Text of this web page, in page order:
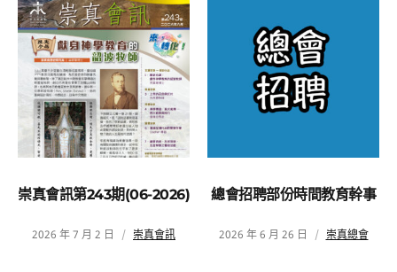
崇真會訊第243期(06-2026)
2026 年 7 月 2 日 崇真會訊
總會招聘部份時間教育幹事
2026 年 6 月 26 日 崇真總會